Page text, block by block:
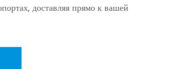
доставляя прямо к вашей